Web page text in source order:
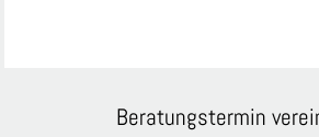
Beratungstermin